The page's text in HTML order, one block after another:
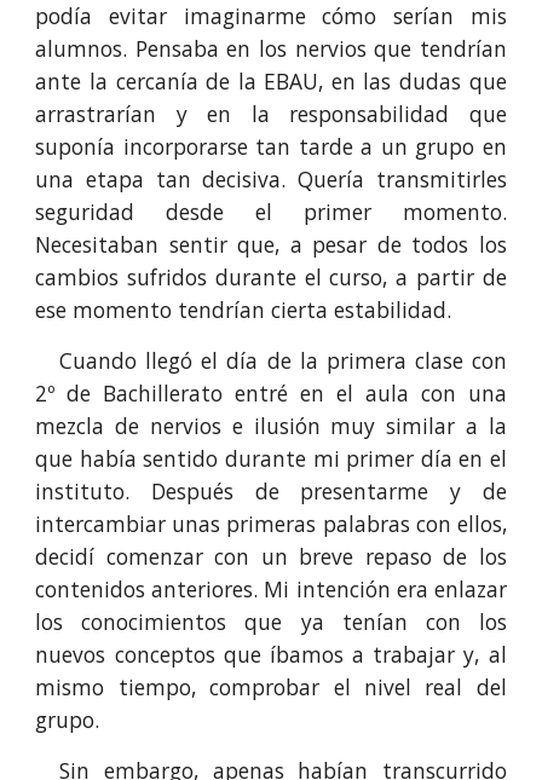
podía evitar imaginarme cómo serían mis
alumnos. Pensaba en los nervios que tendrían
ante la cercanía de la EBAU, en las dudas que
arrastrarían y en la responsabilidad que
suponía incorporarse tan tarde a un grupo en
una etapa tan decisiva. Quería transmitirles
seguridad desde el primer momento.
Necesitaban sentir que, a pesar de todos los
cambios sufridos durante el curso, a partir de
ese momento tendrían cierta estabilidad.
Cuando llegó el día de la primera clase con
2º de Bachillerato entré en el aula con una
mezcla de nervios e ilusión muy similar a la
que había sentido durante mi primer día en el
instituto. Después de presentarme y de
intercambiar unas primeras palabras con ellos,
decidí comenzar con un breve repaso de los
contenidos anteriores. Mi intención era enlazar
los conocimientos que ya tenían con los
nuevos conceptos que íbamos a trabajar y, al
mismo tiempo, comprobar el nivel real del
grupo.
Sin embargo, apenas habían transcurrido